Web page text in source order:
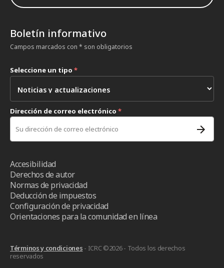
Boletín informativo
Campos marcados con * son obligatorios
Seleccione un tipo *
Dirección de correo electrónico *
Accesibilidad
Derechos de autor
Normas de privacidad
Deducción de impuestos
Configuración de privacidad
Orientaciones para la comunidad en línea
Términos y condiciones - ICRC ©2026 - Todos los derechos
reservados